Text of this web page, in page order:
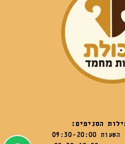
הסניפים:
20:00